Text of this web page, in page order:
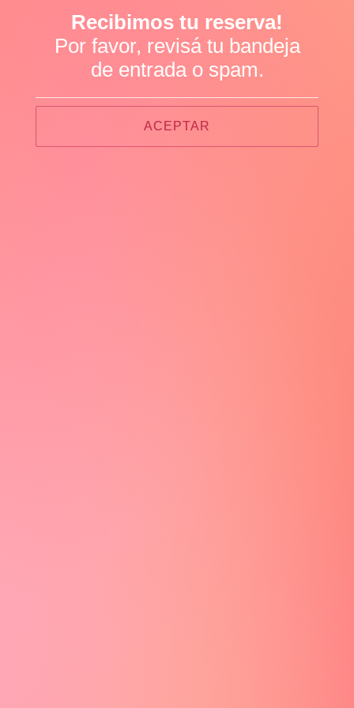
Recibimos tu reserva!
Por favor, revisá tu bandeja
de entrada o spam.
ACEPTAR